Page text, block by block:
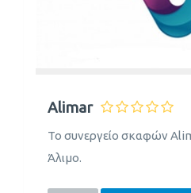
Alimar
Το συνεργείο σκαφών
Άλιμο.